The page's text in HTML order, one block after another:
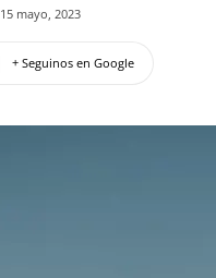
15 mayo, 2023
+ Seguinos en Google